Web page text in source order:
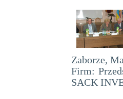
Zaborze,
Firm:
SACK